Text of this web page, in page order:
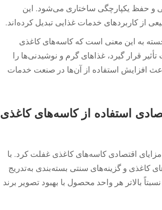
و حفظ یکپارچگی ساختاری می‌شود. این
از کاربردهای خدمات غذایی تبدیل کرده‌اند.
به این معنی است که کاسه‌های کاغذی
قرار گیرد، غذاهای گرم و نوشیدنی‌ها را
افزایش استفاده از آن‌ها در صنعت خدمات
استفاده از کاسه‌های کاغذی
اقتصادی کاسه‌های کاغذی غفلت کرد. با
کاغذی و گزینه‌های سنتی بسته‌بندی به‌تدریج
بالاتر هر واحد محصول با بهبود تصویر برند